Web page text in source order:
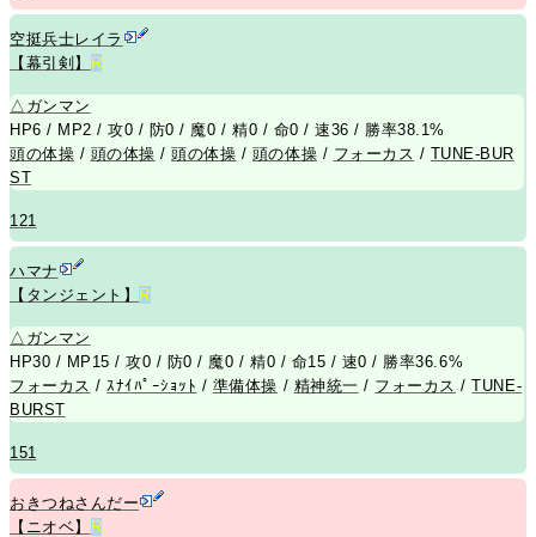
空挺兵士レイラ
【幕引剣】
R
△ ガンマン
HP6 / MP2 / 攻0 / 防0 / 魔0 / 精0 / 命0 / 速36 / 勝率38.1%
頭の体操 / 頭の体操 /頭の体操 / 頭の体操 / フォーカス / TUNE-BUR
ST
121
ハマナ
【タンジェント】 R
△ ガンマン
HP30 / MP15 / 攻0 / 防0 / 魔0 / 精0 / 命15 / 速0 / 勝率36.6%
フォーカス / ｽﾅｲﾊﾟｰｼｮｯﾄ / 準備体操 / 精神統一 / フォーカス /TUNE-
BURST
151
おきつねさんだー
【ニオベ】 R